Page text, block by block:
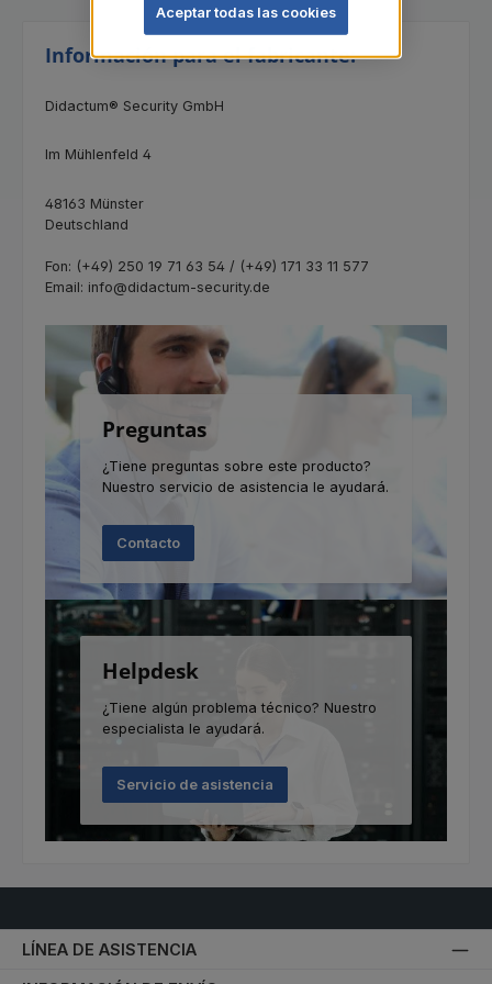
Información para el fabricante:
Didactum® Security GmbH
Im Mühlenfeld 4
48163 Münster
Deutschland
Fon: (+49) 250 19 71 63 54 / (+49) 171 33 11 577
Email: info@didactum-security.de
Preguntas
¿Tiene preguntas sobre este producto?
Nuestro servicio de asistencia le ayudará.
Contacto
Helpdesk
¿Tiene algún problema técnico? Nuestro
especialista le ayudará.
Servicio de asistencia
LÍNEA DE ASISTENCIA
Aceptar todas las cookies